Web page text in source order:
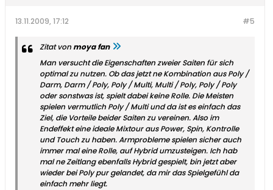
#5
13.11.2009, 17:12
Zitat vonmoya fan
Man versucht die Eigenschaften zweier Saiten für sich
optimal zu nutzen. Ob das jetzt ne Kombination aus Poly /
Darm, Darm / Poly, Poly / Multi, Multi / Poly, Poly / Poly
oder sonstwas ist, spielt dabei keine Rolle. Die Meisten
spielen vermutlich Poly / Multi und da ist es einfach das
Ziel, die Vorteile beider Saiten zu vereinen. Also im
Endeffekt eine ideale Mixtour aus Power, Spin, Kontrolle
und Touch zu haben. Armprobleme spielen sicher auch
immer mal eine Rolle, auf Hybrid umzusteigen. Ich hab
mal ne Zeitlang ebenfalls Hybrid gespielt, bin jetzt aber
wieder bei Poly pur gelandet, da mir das Spielgefühl da
einfach mehr liegt.